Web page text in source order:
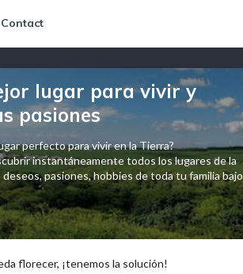
Contact
lugar para vivir y
pasiones
perfecto para vivir en la Tierra?
instantáneamente todos los lugares de la
pasiones, hobbies de toda tu familia bajo
florecer, ¡tenemos la solución!